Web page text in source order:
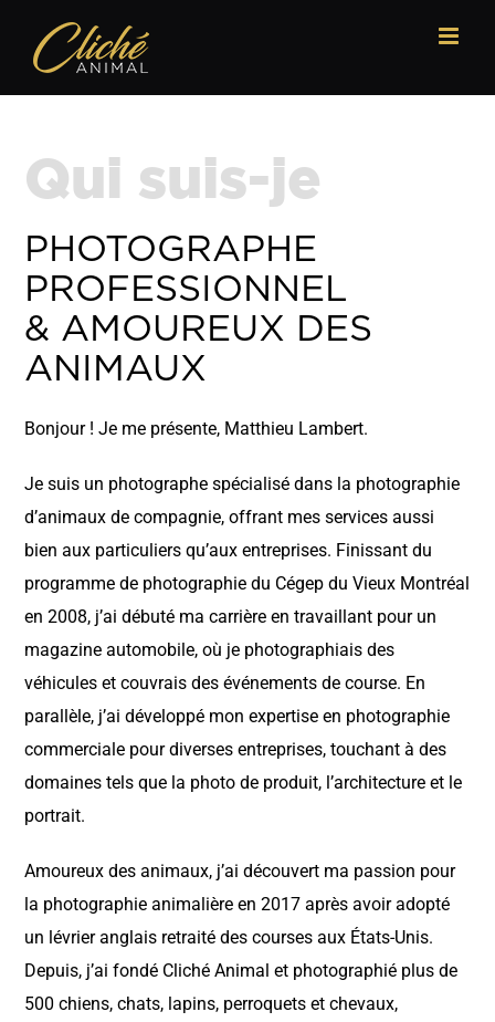
Qui suis-je
PHOTOGRAPHE
PROFESSIONNEL
& AMOUREUX DES
ANIMAUX
Bonjour ! Je me présente, Matthieu Lambert.
Je suis un photographe spécialisé dans la photographie
d’animaux de compagnie, offrant mes services aussi
bien aux particuliers qu’aux entreprises. Finissant du
programme de photographie du Cégep du Vieux Montréal
en 2008, j’ai débuté ma carrière en travaillant pour un
magazine automobile, où je photographiais des
véhicules et couvrais des événements de course. En
parallèle, j’ai développé mon expertise en photographie
commerciale pour diverses entreprises, touchant à des
domaines tels que la photo de produit, l’architecture et le
portrait.
Amoureux des animaux, j’ai découvert ma passion pour
la photographie animalière en 2017 après avoir adopté
un lévrier anglais retraité des courses aux États-Unis.
Depuis, j’ai fondé Cliché Animal et photographié plus de
500 chiens, chats, lapins, perroquets et chevaux,